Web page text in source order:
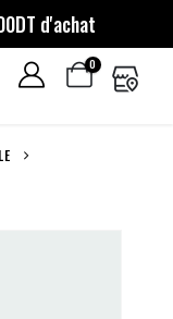
d'achat
0